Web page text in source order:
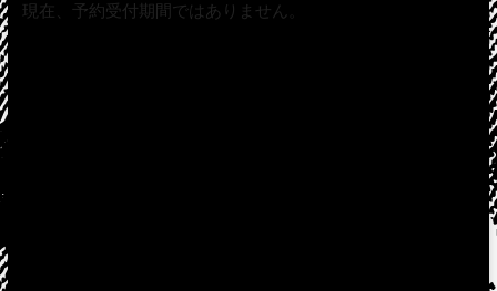
現在、予約受付期間ではありません。